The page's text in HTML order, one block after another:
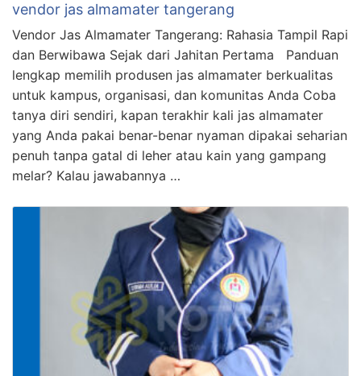
vendor jas almamater tangerang
Vendor Jas Almamater Tangerang: Rahasia Tampil Rapi
dan Berwibawa Sejak dari Jahitan Pertama Panduan
lengkap memilih produsen jas almamater berkualitas
untuk kampus, organisasi, dan komunitas Anda Coba
tanya diri sendiri, kapan terakhir kali jas almamater
yang Anda pakai benar-benar nyaman dipakai seharian
penuh tanpa gatal di leher atau kain yang gampang
melar? Kalau jawabannya …